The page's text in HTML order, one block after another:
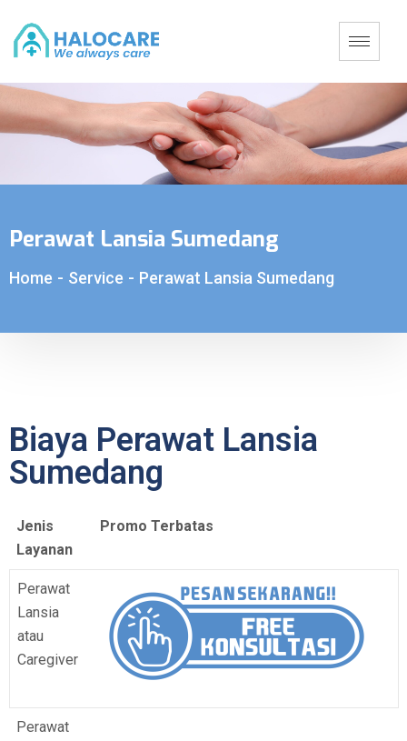
Perawat Lansia Sumedang
Home - Service - Perawat Lansia Sumedang
Biaya Perawat Lansia
Sumedang
Jenis
Layanan
Promo Terbatas
Perawat
Lansia
atau
Caregiver
Perawat